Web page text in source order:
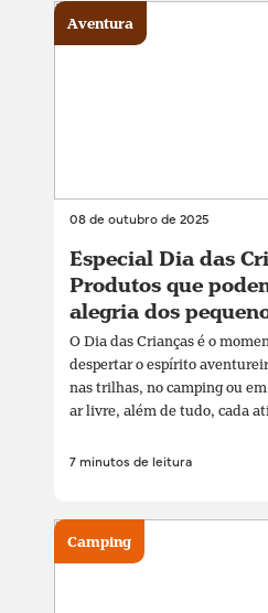
08 de outubro de 2025
Especial Dia das
Produtos que
alegria dos
O Dia das Crianças é o
despertar o espírito
nas trilhas, no camping ou
ar livre, além de tudo, cada
7 minutos de leitura
Aventura
Camping